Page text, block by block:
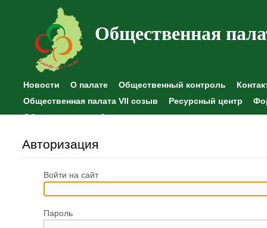
Общественная
Новости О палате Общественный контроль
Общественная палата VII созыв
Ресурсный центр
Общественные наблюдения
Авторизация
Войти на сайт
Пароль